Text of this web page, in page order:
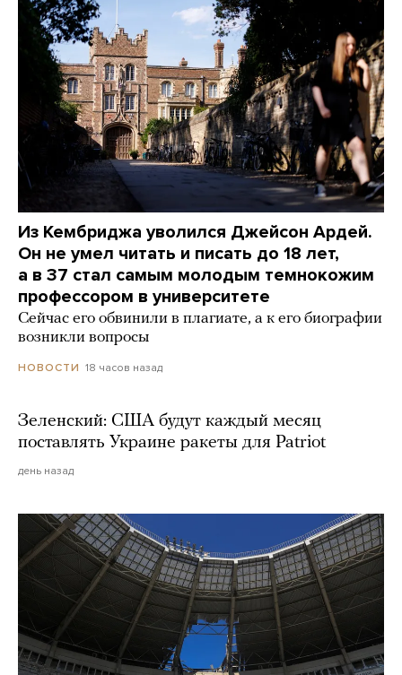
Из Кембриджа уволился Джейсон Ардей.
Он не умел читать и писать до 18 лет,
а в 37 стал самым молодым темнокожим
профессором в университете
Сейчас его обвинили в плагиате, а к его биографии
возникли вопросы
НОВОСТИ 18 часов назад
Зеленский: США будут каждый месяц
поставлять Украине ракеты для Patriot
день назад